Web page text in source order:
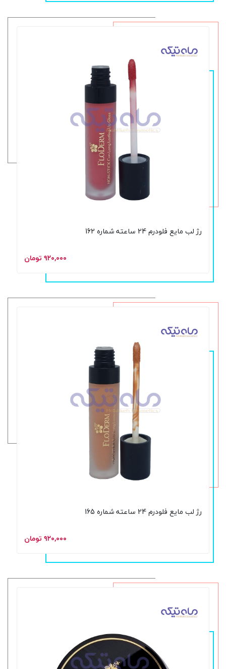
رژ لب مایع فلودرم 24 ساعته شماره 162
۹۲۰,۰۰۰ تومان
رژ لب مایع فلودرم 24 ساعته شماره 165
۹۲۰,۰۰۰ تومان